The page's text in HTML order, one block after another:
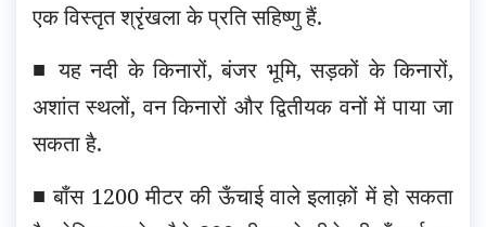
एक विस्तृत श्रृंखला के प्रति सहिष्णु हैं.
■ यह नदी के किनारों, बंजर भूमि, सड़कों के किनारों,
अशांत स्थलों, वन किनारों और द्वितीयक वनों में पाया जा
सकता है.
■ बाँस 1200 मीटर की ऊँचाई वाले इलाक़ों में हो सकता